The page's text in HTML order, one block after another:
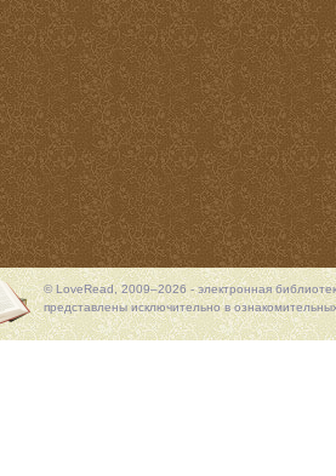
© LoveRead, 2009–2026 - электронная
представлены исключительно в